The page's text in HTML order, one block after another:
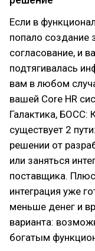
Если в
попало создание
согласование, и
подтягивалась
вам в любом
вашей Core HR
Галактика, БОСС:
существует 2
решении от
или заняться
поставщика. Плюс
интеграция уже
меньше денег и
варианта:
богатым